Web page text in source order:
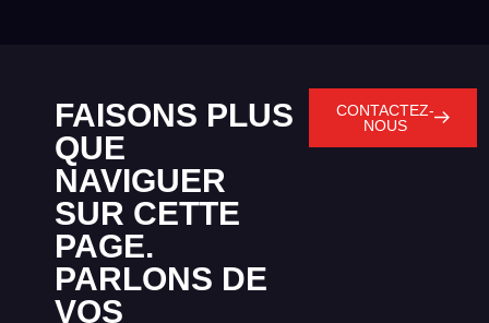
FAISONS PLUS
QUE
NAVIGUER
SUR CETTE
PAGE.
PARLONS DE
VOS
CONTACTEZ-
NOUS